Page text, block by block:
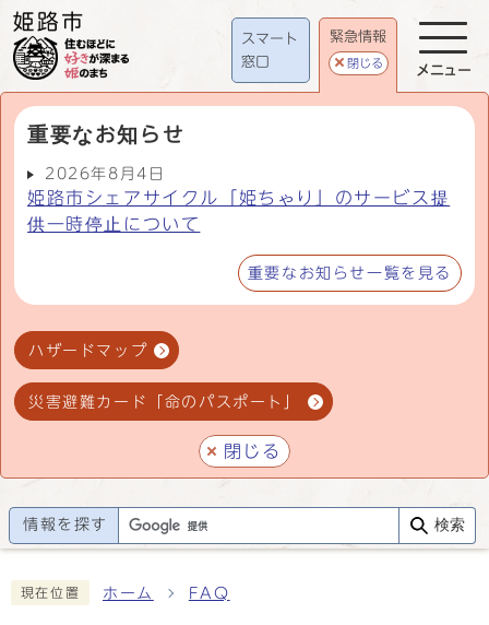
スマート
窓口
緊急情報
閉じる
重要なお知らせ
2026年8月4日
姫路市シェアサイクル「姫ちゃり」のサービス提
供一時停止について
重要なお知らせ一覧を見る
ハザードマップ
災害避難カード「命のパスポート」
閉じる
メニュー
情報を探す 検索
現在位置 ホーム FAQ